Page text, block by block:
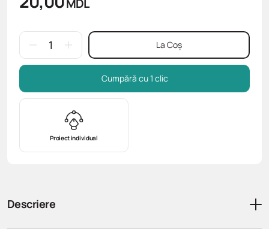
Proiect individual
MDL
La Coș
Cumpără cu 1 clic
Descriere